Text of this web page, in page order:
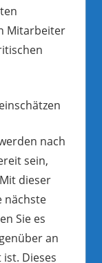
Mitarbeiter
nach
sein,
dieser
nächste
Sie es
an
Dieses